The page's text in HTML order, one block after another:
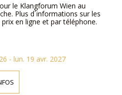
le Klangforum Wien au
Plus d´informations sur les
en ligne et par téléphone.
- lun. 19 avr. 2027